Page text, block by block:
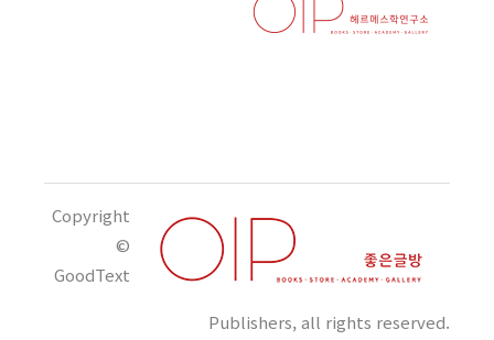
Copyright
©
GoodText
Publishers, all rights reserved.